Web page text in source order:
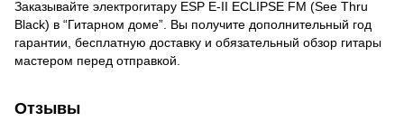
Заказывайте электрогитару ESP E-II ECLIPSE FM (See Thru
Black) в “Гитарном доме”. Вы получите дополнительный год
гарантии, бесплатную доставку и обязательный обзор гитары
мастером перед отправкой.
Отзывы